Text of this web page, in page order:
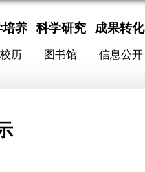
养 科学研究 成果转化
校历 图书馆 信息公开